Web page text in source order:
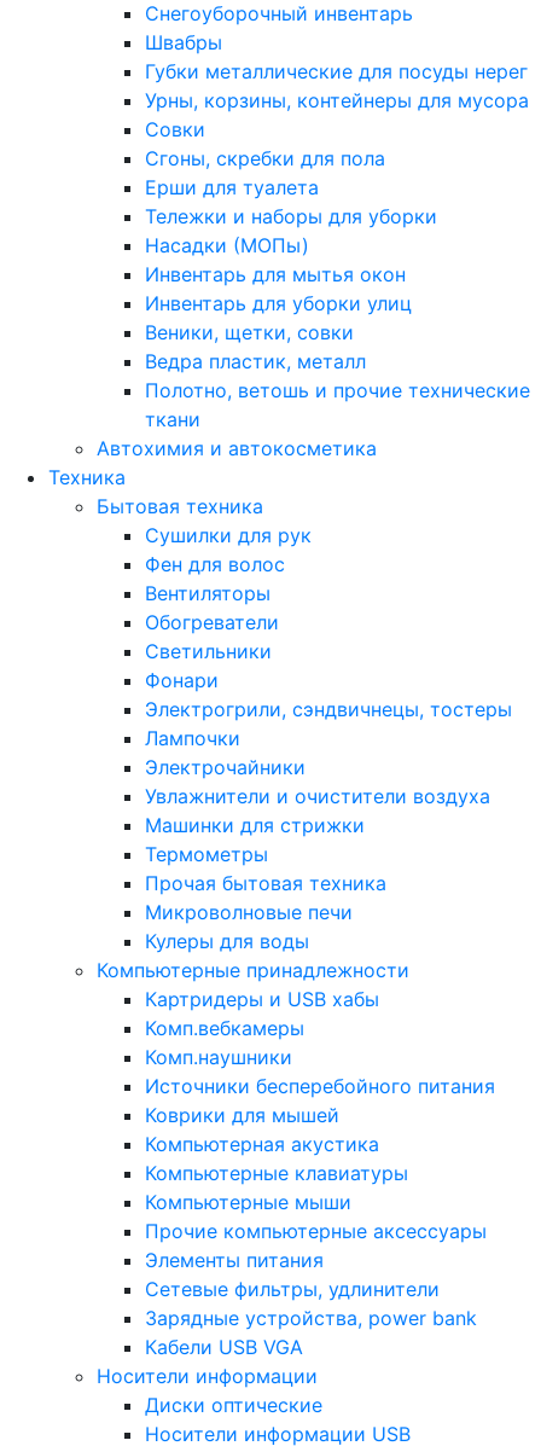
Снегоуборочный инвентарь
Швабры
Губки металлические для посуды нерег
Урны, корзины, контейнеры для мусора
Совки
Сгоны, скребки для пола
Ерши для туалета
Тележки и наборы для уборки
Насадки (МОПы)
Инвентарь для мытья окон
Инвентарь для уборки улиц
Веники, щетки, совки
Ведра пластик, металл
Полотно, ветошь и прочие технические
ткани
Автохимия и автокосметика
Техника
Бытовая техника
Сушилки для рук
Фен для волос
Вентиляторы
Обогреватели
Светильники
Фонари
Электрогрили, сэндвичнецы, тостеры
Лампочки
Электрочайники
Увлажнители и очистители воздуха
Машинки для стрижки
Термометры
Прочая бытовая техника
Микроволновые печи
Кулеры для воды
Компьютерные принадлежности
Картридеры и USB хабы
Комп.вебкамеры
Комп.наушники
Источники бесперебойного питания
Коврики для мышей
Компьютерная акустика
Компьютерные клавиатуры
Компьютерные мыши
Прочие компьютерные аксессуары
Элементы питания
Сетевые фильтры, удлинители
Зарядные устройства, power bank
Кабели USB VGA
Носители информации
Диски оптические
Носители информации USB